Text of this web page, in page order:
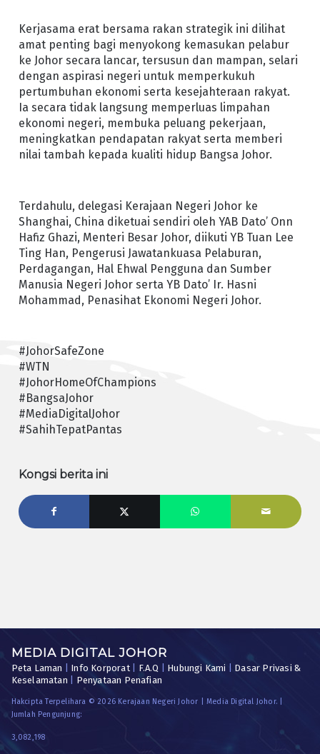
Kerjasama erat bersama rakan strategik ini dilihat
amat penting bagi menyokong kemasukan pelabur
ke Johor secara lancar, tersusun dan mampan, selari
dengan aspirasi negeri untuk memperkukuh
pertumbuhan ekonomi serta kesejahteraan rakyat.
Ia secara tidak langsung memperluas limpahan
ekonomi negeri, membuka peluang pekerjaan,
meningkatkan pendapatan rakyat serta memberi
nilai tambah kepada kualiti hidup Bangsa Johor.
Terdahulu, delegasi Kerajaan Negeri Johor ke
Shanghai, China diketuai sendiri oleh YAB Dato’ Onn
Hafiz Ghazi, Menteri Besar Johor, diikuti YB Tuan Lee
Ting Han, Pengerusi Jawatankuasa Pelaburan,
Perdagangan, Hal Ehwal Pengguna dan Sumber
Manusia Negeri Johor serta YB Dato’ Ir. Hasni
Mohammad, Penasihat Ekonomi Negeri Johor.
#JohorSafeZone
#WTN
#JohorHomeOfChampions
#BangsaJohor
#MediaDigitalJohor
#SahihTepatPantas
Kongsi berita ini
MEDIA DIGITAL JOHOR
Peta Laman Info Korporat| F.A.Q Hubungi Kami
Dasar Privasi &
Keselamatan
Penyataan Penafian
Hakcipta Terpelihara © 2026 Kerajaan Negeri Johor | Media Digital Johor. |
Jumlah Pengunjung:
3,082,198